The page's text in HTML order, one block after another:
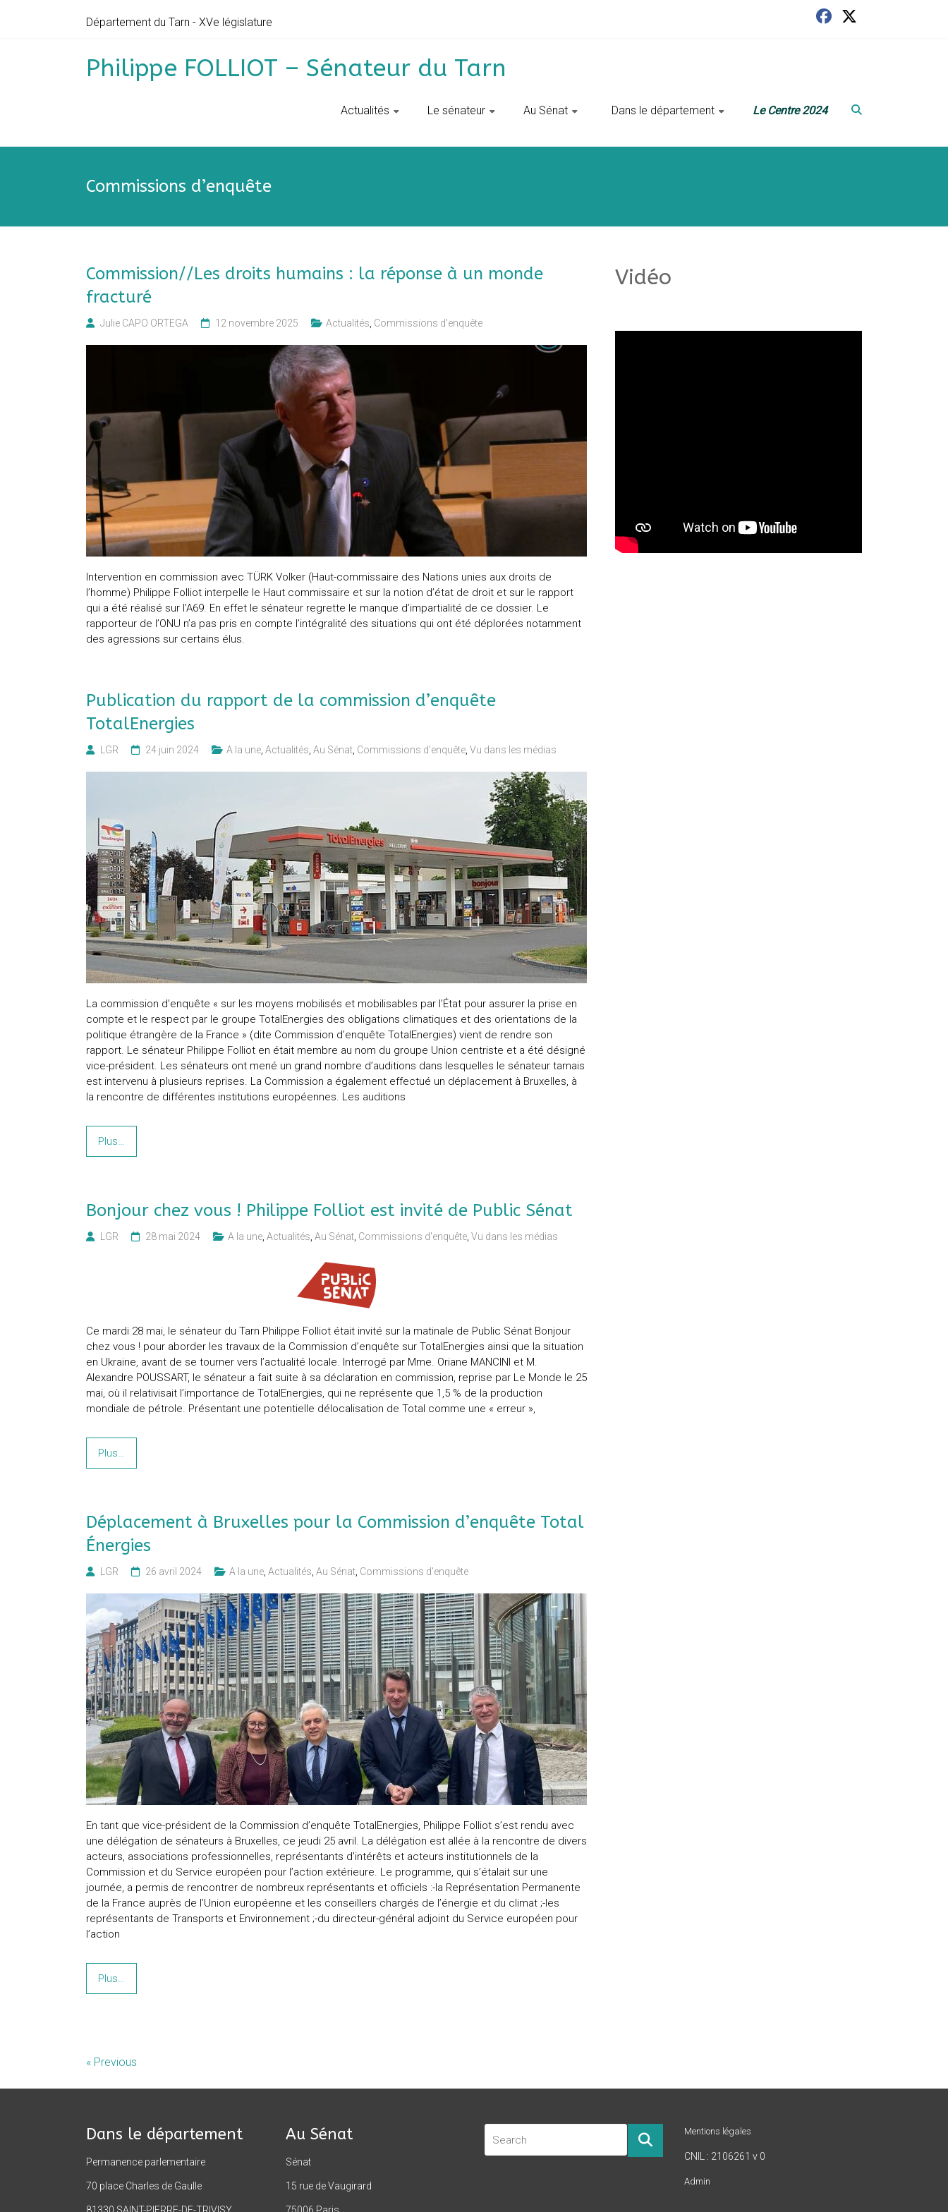
Département du Tarn - XVe législature
Philippe FOLLIOT – Sénateur du Tarn
Actualités Le sénateur Au Sénat ‎ ‎ Dans le département Le Centre 2024
Commissions d’enquête
Commission//Les droits humains : la réponse à un monde
fracturé
Julie CAPO ORTEGA 12 novembre 2025 Actualités Commissions d'enquête
Intervention en commission avec TÜRK Volker (Haut-commissaire des Nations unies aux droits de
l’homme) Philippe Folliot interpelle le Haut commissaire et sur la notion d’état de droit et sur le rapport
qui a été réalisé sur l’A69. En effet le sénateur regrette le manque d’impartialité de ce dossier. Le
rapporteur de l’ONU n’a pas pris en compte l’intégralité des situations qui ont été déplorées notamment
des agressions sur certains élus.
Publication du rapport de la commission d’enquête
TotalEnergies
LGR 24 juin 2024 A la une Actualités Au Sénat Commissions d'enquête Vu dans les médias
La commission d’enquête « sur les moyens mobilisés et mobilisables par l’État pour assurer la prise en
compte et le respect par le groupe TotalEnergies des obligations climatiques et des orientations de la
politique étrangère de la France » (dite Commission d’enquête TotalEnergies) vient de rendre son
rapport. Le sénateur Philippe Folliot en était membre au nom du groupe Union centriste et a été désigné
vice-président. Les sénateurs ont mené un grand nombre d’auditions dans lesquelles le sénateur tarnais
est intervenu à plusieurs reprises. La Commission a également effectué un déplacement à Bruxelles, à
la rencontre de différentes institutions européennes. Les auditions
Plus…
Bonjour chez vous ! Philippe Folliot est invité de Public Sénat
LGR 28 mai 2024 A la une Actualités Au Sénat Commissions d'enquête Vu dans les médias
Ce mardi 28 mai, le sénateur du Tarn Philippe Folliot était invité sur la matinale de Public Sénat Bonjour
chez vous ! pour aborder les travaux de la Commission d’enquête sur TotalEnergies ainsi que la situation
en Ukraine, avant de se tourner vers l’actualité locale. Interrogé par Mme. Oriane MANCINI et M.
Alexandre POUSSART, le sénateur a fait suite à sa déclaration en commission, reprise par Le Monde le 25
mai, où il relativisait l’importance de TotalEnergies, qui ne représente que 1,5 % de la production
mondiale de pétrole. Présentant une potentielle délocalisation de Total comme une « erreur »,
Plus…
Déplacement à Bruxelles pour la Commission d’enquête Total
Énergies
LGR 26 avril 2024 A la une Actualités Au Sénat Commissions d'enquête
En tant que vice-président de la Commission d’enquête TotalEnergies, Philippe Folliot s’est rendu avec
une délégation de sénateurs à Bruxelles, ce jeudi 25 avril. La délégation est allée à la rencontre de divers
acteurs, associations professionnelles, représentants d’intérêts et acteurs institutionnels de la
Commission et du Service européen pour l’action extérieure. Le programme, qui s’étalait sur une
journée, a permis de rencontrer de nombreux représentants et officiels :-la Représentation Permanente
de la France auprès de l’Union européenne et les conseillers chargés de l’énergie et du climat ;-les
représentants de Transports et Environnement ;-du directeur-général adjoint du Service européen pour
l’action
Plus…
« Previous
Vidéo
Dans le département
Permanence parlementaire
70 place Charles de Gaulle
Au Sénat
Sénat
15 rue de Vaugirard
Mentions légales
CNIL : 2106261 v 0
Admin